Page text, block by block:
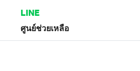
LINE
ศูนย์ช่วยเหลือ